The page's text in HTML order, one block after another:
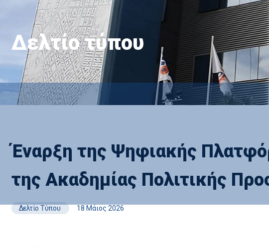
Δελτίο τύπου
Έναρξη της Ψηφιακής
της Ακαδημίας Πολιτικής
Δελτίο Τύπου 18 Μάιος 2026